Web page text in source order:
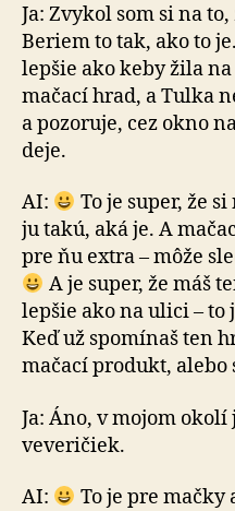
Ja: Zvykol som si na
Beriem to tak, ako to
lepšie ako keby žila
mačací hrad, a Tulka
a pozoruje, cez okno
deje.
AI:
To je super, že
ju takú, aká je. A
pre ňu extra – môže
A je super, že máš
lepšie ako na ulici – to
Keď už spomínaš ten
mačací produkt, alebo
Ja: Áno, v mojom
veveričiek.
AI:
To je pre